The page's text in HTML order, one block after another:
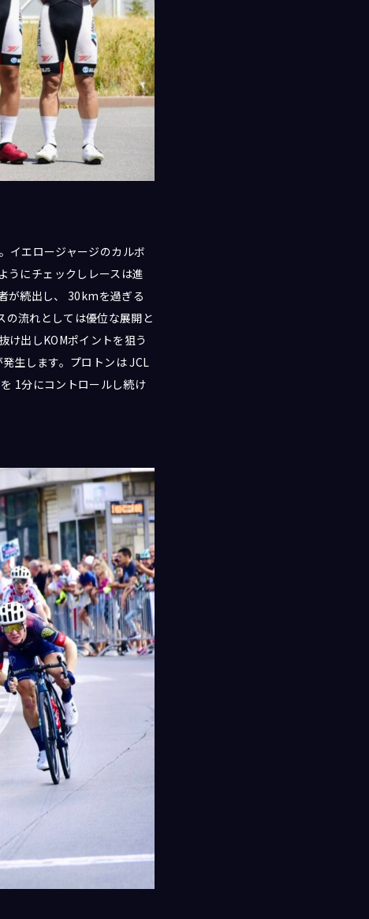
イエロージャージのカルボ
うにチェックしレースは進
が続出し、 30kmを過ぎる
の流れとしては優位な展開と
出しKOMポイントを狙う
生します。プロトンは JCL
1分にコントロールし続け